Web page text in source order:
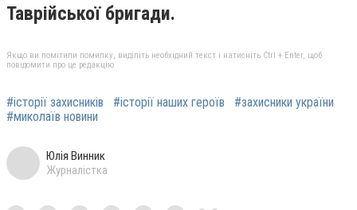
Таврійської бригади.
Якщо ви помітили помилку, виділіть необхідний текст і натисніть Ctrl + Enter, щоб
повідомити про це редакцію
#історії захисників #історії наших героїв
#захисники україни
#миколаїв новини
Юлія Винник
Журналістка